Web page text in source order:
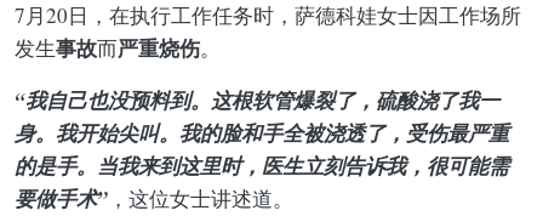
7月20日，在执行工作任务时，萨德科娃女士因工作场所
发生事故而严重烧伤。
“我自己也没预料到。这根软管爆裂了，硫酸浇了我一
身。我开始尖叫。我的脸和手全被浇透了，受伤最严重
的是手。当我来到这里时，医生立刻告诉我，很可能需
要做手术” ，这位女士讲述道。